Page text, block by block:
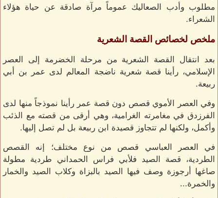
مطلوب وأدب الصعاليك عموماً مرآة صادقة عن حياة هؤلاء
الشعراء.
ملخص لخصائص القصة الشعرية
بعد انتقال القصة الشعرية من مرحلة الخضرمة إلى العصر
الإسلامي، رأينا قصة شعرية ناضجة المعالم لدى عمر بن أبي
ربيعة.
وفي العصر الأموي قصص دون قصة عمر رأينا نموذجاً منها لدى
الفرزدق في مغامرته الغرامية، وهي أرقى من قصته مع الذئب
وأكمل، ولكنها لم تتجاوز قصيدة ابن ربيعة بل لم تصل إليها.
في العصر العباسي قصص من نوع مختلف؛ إنه القصص
الطردية، قصة الصيد فلأبي فراس الحمداني طردية مطولة
صاغها أرجوزة وصف فيها الصيد بالبزاة وكلاب الصيد والخمار
والخمرة...